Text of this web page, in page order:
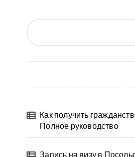
Как получить
Полное руководство
Запись на визу в